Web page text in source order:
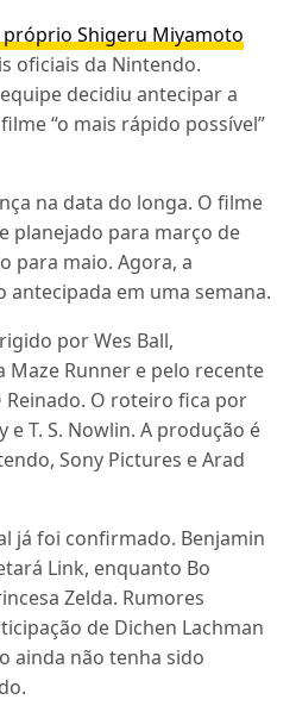
próprio Shigeru Miyamoto
oficiais da Nintendo.
decidiu antecipar a
“o mais rápido possível”
na data do longa. O filme
planejado para março de
para maio. Agora, a
antecipada em uma semana.
por Wes Ball,
Runner e pelo recente
Reinado. O roteiro fica por
e T. S. Nowlin. A produção é
Sony Pictures e Arad
já foi confirmado. Benjamin
Link, enquanto Bo
Zelda. Rumores
de Dichen Lachman
ainda não tenha sido